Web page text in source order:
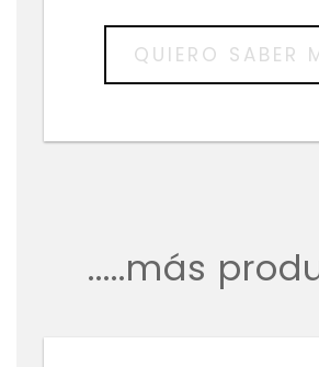
QUIERO SABER
.....más